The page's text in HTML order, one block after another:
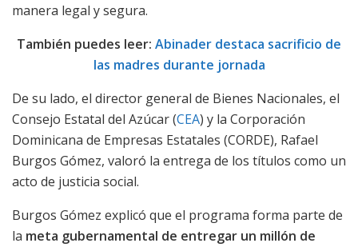
manera legal y segura.
También puedes leer: Abinader destaca sacrificio de
las madres durante jornada
De su lado, el director general de Bienes Nacionales, el
Consejo Estatal del Azúcar (CEA) y la Corporación
Dominicana de Empresas Estatales (CORDE), Rafael
Burgos Gómez, valoró la entrega de los títulos como un
acto de justicia social.
Burgos Gómez explicó que el programa forma parte de
la meta gubernamental de entregar un millón de